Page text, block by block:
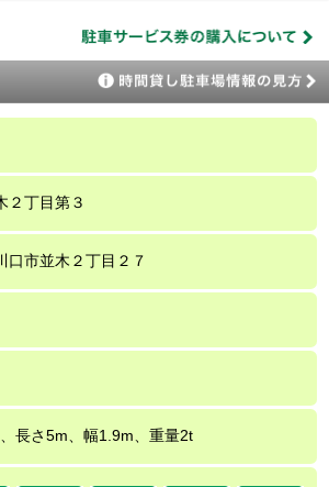
２丁目第３
口市並木２丁目２７
長さ5m、幅1.9m、重量2t